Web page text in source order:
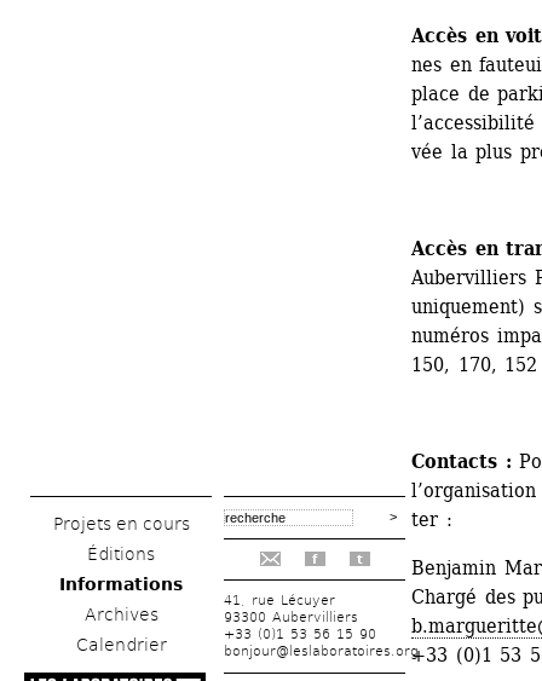
Projets en cours
Éditions
Informations
Archives
Calendrier
f t
41, rue Lécuyer
93300 Aubervilliers
+33 (0)1 53 56 15 90
bonjour@leslaboratoires.org
Accès en
nes en
place de
vée la plus
Accès en
Aubervilliers
uniquement)
numéros
150, 170,
Contacts :
ter :
Benjamin
Chargé des
+33 (0)1 53